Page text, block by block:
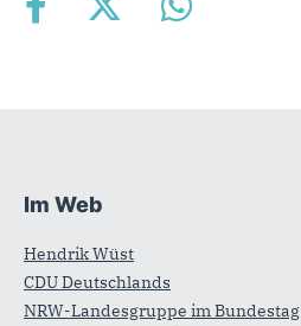
Fußbereich
Im Web
Hendrik Wüst
CDU Deutschlands
NRW-Landesgruppe im Bundestag